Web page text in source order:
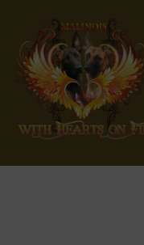
springen